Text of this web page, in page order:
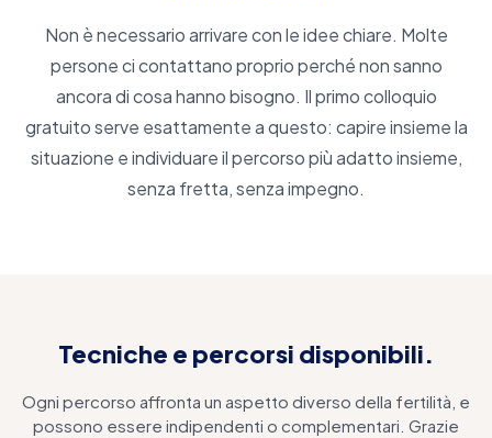
Non è necessario arrivare con le idee chiare. Molte
persone ci contattano proprio perché non sanno
ancora di cosa hanno bisogno. Il primo colloquio
gratuito serve esattamente a questo: capire insieme la
situazione e individuare il percorso più adatto insieme,
senza fretta, senza impegno.
Tecniche e percorsi disponibili.
Ogni percorso affronta un aspetto diverso della fertilità, e
possono essere indipendenti o complementari. Grazie